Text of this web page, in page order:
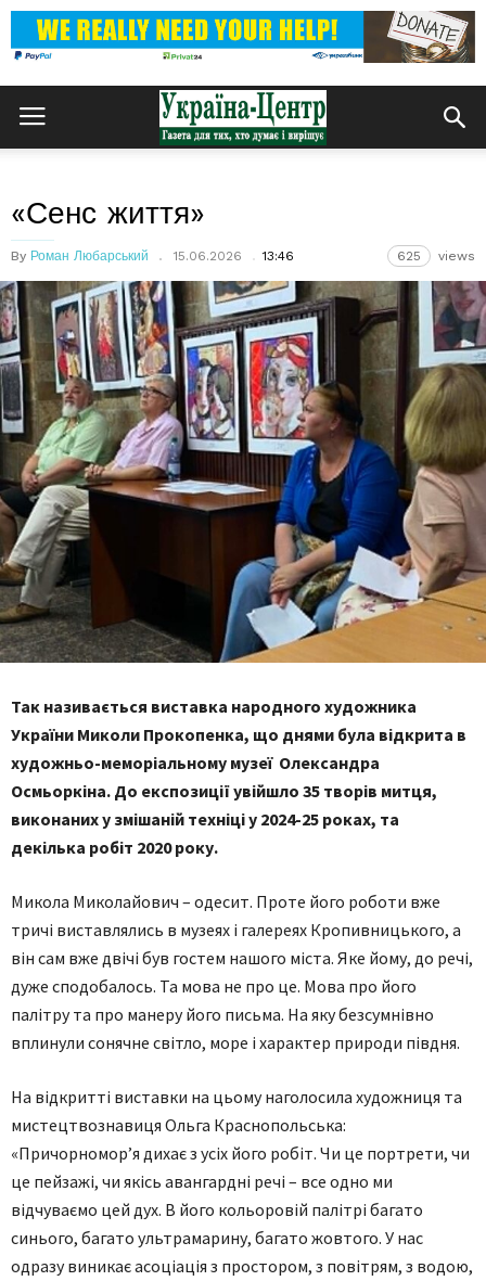
«Сенс життя»
By Роман Любарський 15.06.2026 13:46 625 views
Так називається виставка народного художника
України Миколи Прокопенка, що днями була відкрита в
художньо-меморіальному музеї Олександра
Осмьоркіна. До експозиції увійшло 35 творів митця,
виконаних у змішаній техніці у 2024-25 роках, та
декілька робіт 2020 року.
Микола Миколайович – одесит. Проте його роботи вже
тричі виставлялись в музеях і галереях Кропивницького, а
він сам вже двічі був гостем нашого міста. Яке йому, до речі,
дуже сподобалось. Та мова не про це. Мова про його
палітру та про манеру його письма. На яку безсумнівно
вплинули сонячне світло, море і характер природи півдня.
На відкритті виставки на цьому наголосила художниця та
мистецтвознавиця Ольга Краснопольська:
«Причорномор’я дихає з усіх його робіт. Чи це портрети, чи
це пейзажі, чи якісь авангардні речі – все одно ми
відчуваємо цей дух. В його кольоровій палітрі багато
синього, багато ультрамарину, багато жовтого. У нас
одразу виникає асоціація з простором, з повітрям, з водою,